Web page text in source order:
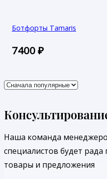
Ботфорты Tamaris
7400₽
Наша команда
специалистов будет
товары и предложения